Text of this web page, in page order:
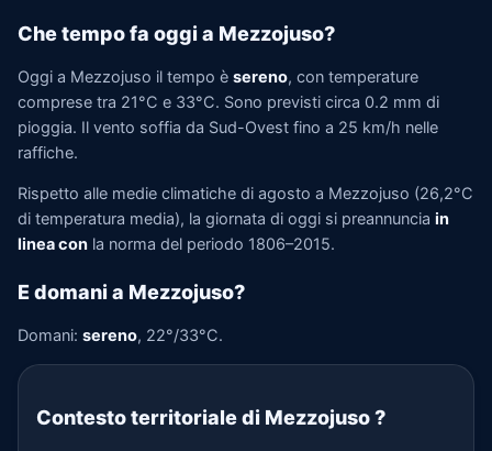
Che tempo fa oggi a Mezzojuso?
Oggi a Mezzojuso il tempo è sereno, con temperature
comprese tra 21°C e 33°C. Sono previsti circa 0.2 mm di
pioggia. Il vento soffia da Sud-Ovest fino a 25 km/h nelle
raffiche.
Rispetto alle medie climatiche di agosto a Mezzojuso (26,2°C
di temperatura media), la giornata di oggi si preannuncia in
linea con la norma del periodo 1806–2015.
E domani a Mezzojuso?
Domani: sereno, 22°/33°C.
Contesto territoriale di Mezzojuso?